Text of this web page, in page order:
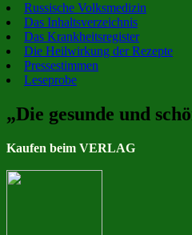
Russische Volksmedizin
Das Inhaltsverzeichnis
Das Krankheitsregister
Die Heilwirkung der Rezepte
Pressestimmen
Leseprobe
„Die gesunde und
Kaufen beim VERLAG